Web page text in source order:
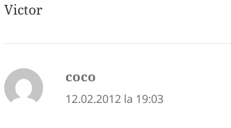
Victor
coco
12.02.2012 la 19:03